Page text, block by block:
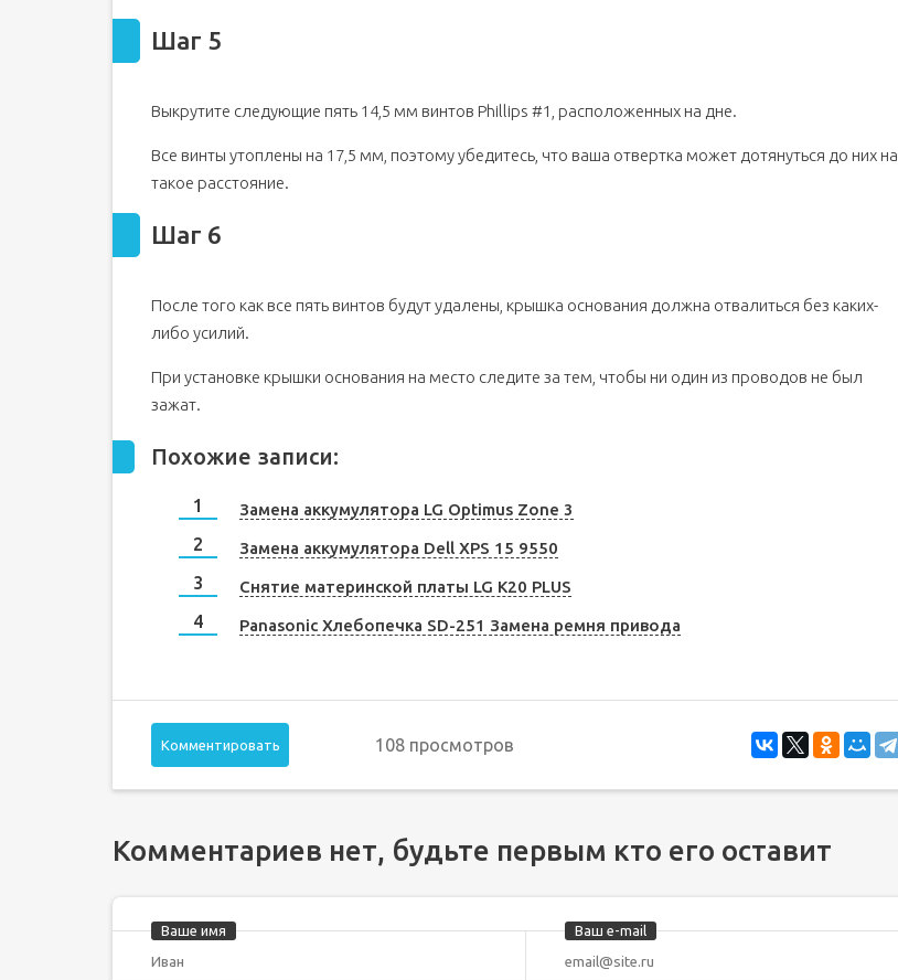
Шаг 5
Выкрутите следующие пять 14,5 мм винтов Phillips #1, расположенных на дне.
Все винты утоплены на 17,5 мм, поэтому убедитесь, что ваша отвертка может дотянуться до них на
такое расстояние.
Шаг 6
После того как все пять винтов будут удалены, крышка основания должна отвалиться без каких-
либо усилий.
При установке крышки основания на место следите за тем, чтобы ни один из проводов не был
зажат.
Похожие записи:
Замена аккумулятора LG Optimus Zone 3
Замена аккумулятора Dell XPS 15 9550
Снятие материнской платы LG K20 PLUS
Panasonic Хлебопечка SD-251 Замена ремня привода
Комментировать 108 просмотров
Комментариев нет, будьте первым кто его оставит
Ваше имя Ваш e-mail